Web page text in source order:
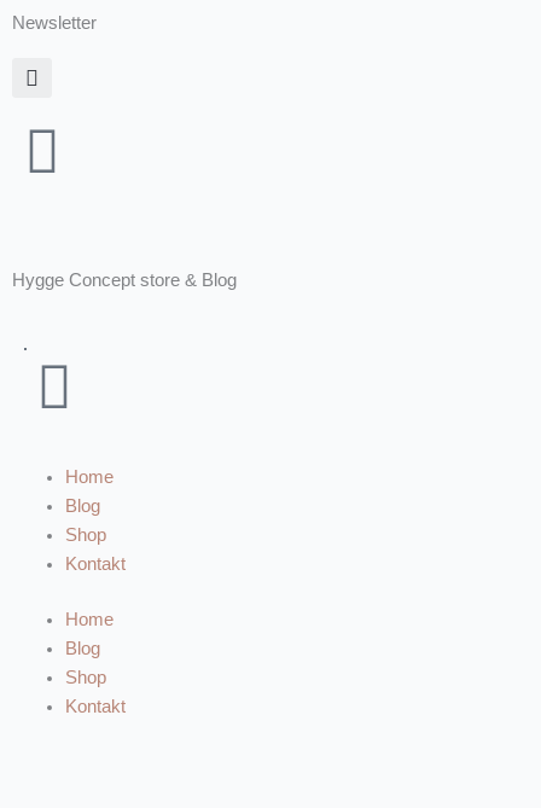
Zum
springen
Newsletter
Hygge Concept store & Blog
Warenkorb
Home
Blog
Shop
Kontakt
Home
Blog
Shop
Kontakt